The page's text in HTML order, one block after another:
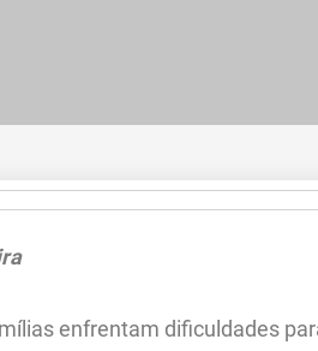
enfrentam dificuldades